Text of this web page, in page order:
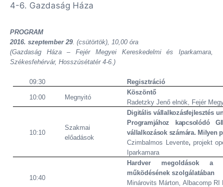
4-6. Gazdaság Háza
PROGRAM
2016. szeptember 29. (csütörtök), 10,00 óra
(Gazdaság Háza – Fejér Megyei Kereskedelmi és Iparkamara,
Székesfehérvár, Hosszúsétatér 4-6.)
09:30 Regisztráció
10:00 Megnyitó
Köszöntő
Radetzky Jenő elnök, Fejér
10:10
Szakmai
előadások
Digitális vállalkozásfejlesztés
Programjához kapcsolódó
vállalkozások számára. Milyen
Czimbalmos Levente, projekt
Iparkamara
10:40
Hardver megoldások a
működésének szolgálatában
Minárovits Márton,Albacomp RI